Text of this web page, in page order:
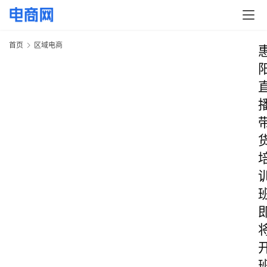
首页 区域电商